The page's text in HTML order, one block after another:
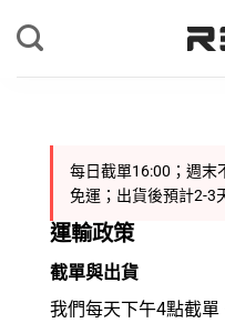
每日截單16:00；週末
免運；出貨後預計2-3
運輸政策
截單與出貨
我們每天下午4點截單